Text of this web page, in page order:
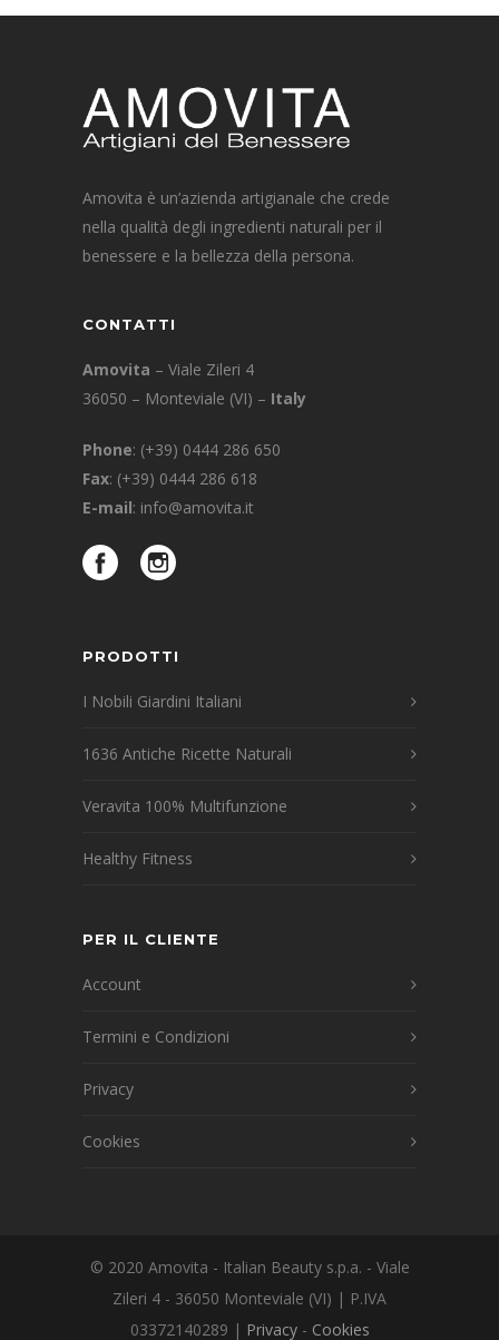
Amovita è un’azienda artigianale che crede
nella qualità degli ingredienti naturali per il
benessere e la bellezza della persona.
CONTATTI
Amovita – Viale Zileri 4
36050 – Monteviale (VI) – Italy
Phone: (+39) 0444 286 650
Fax: (+39) 0444 286 618
E-mail: info@amovita.it
PRODOTTI
I Nobili Giardini Italiani
1636 Antiche Ricette Naturali
Veravita 100% Multifunzione
Healthy Fitness
PER IL CLIENTE
Account
Termini e Condizioni
Privacy
Cookies
© 2020 Amovita - Italian Beauty s.p.a. - Viale
Zileri 4 - 36050 Monteviale (VI) | P.IVA
03372140289 | Privacy- Cookies